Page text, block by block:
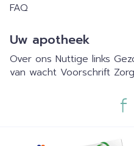
FAQ
Uw apotheek
Over ons Nuttige links
van wacht Voorschrift